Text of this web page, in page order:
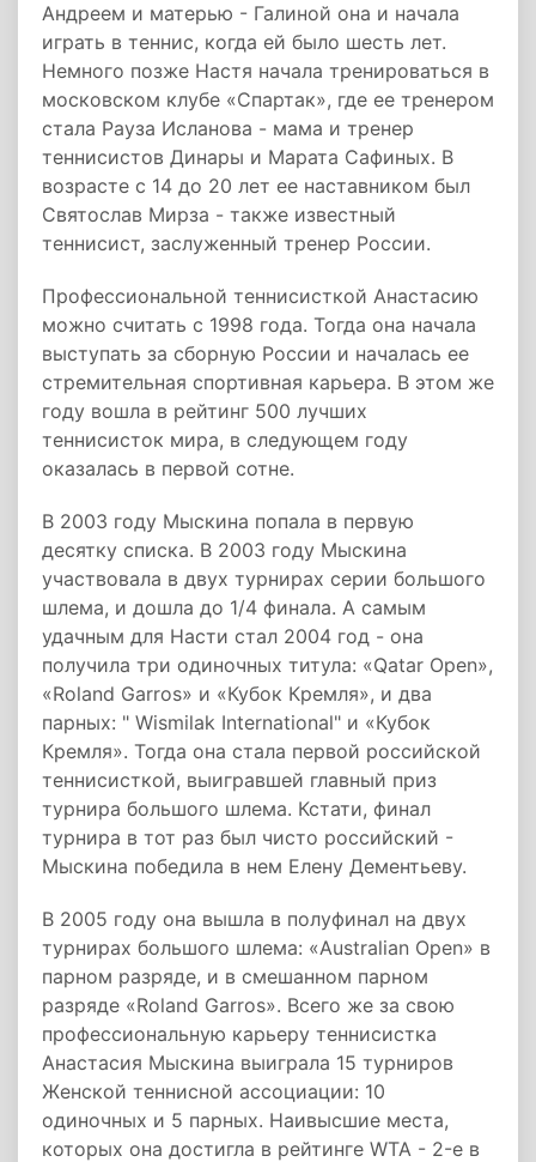
Андреем и матерью - Галиной она и начала
играть в теннис, когда ей было шесть лет.
Немного позже Настя начала тренироваться в
московском клубе «Спартак», где ее тренером
стала Рауза Исланова - мама и тренер
теннисистов Динары и Марата Сафиных. В
возрасте с 14 до 20 лет ее наставником был
Святослав Мирза - также известный
теннисист, заслуженный тренер России.
Профессиональной теннисисткой Анастасию
можно считать с 1998 года. Тогда она начала
выступать за сборную России и началась ее
стремительная спортивная карьера. В этом же
году вошла в рейтинг 500 лучших
теннисисток мира, в следующем году
оказалась в первой сотне.
В 2003 году Мыскина попала в первую
десятку списка. В 2003 году Мыскина
участвовала в двух турнирах серии большого
шлема, и дошла до 1/4 финала. А самым
удачным для Насти стал 2004 год - она
получила три одиночных титула: «Qatar Open»,
«Roland Garros» и «Кубок Кремля», и два
парных: " Wismilak International" и «Кубок
Кремля». Тогда она стала первой российской
теннисисткой, выигравшей главный приз
турнира большого шлема. Кстати, финал
турнира в тот раз был чисто российский -
Мыскина победила в нем Елену Дементьеву.
В 2005 году она вышла в полуфинал на двух
турнирах большого шлема: «Australian Open» в
парном разряде, и в смешанном парном
разряде «Roland Garros». Всего же за свою
профессиональную карьеру теннисистка
Анастасия Мыскина выиграла 15 турниров
Женской теннисной ассоциации: 10
одиночных и 5 парных. Наивысшие места,
которых она достигла в рейтинге WTA - 2-е в